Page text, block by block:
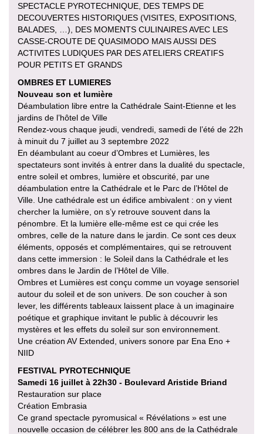
SPECTACLE PYROTECHNIQUE, DES TEMPS DE
DECOUVERTES HISTORIQUES (VISITES, EXPOSITIONS,
BALADES, …), DES MOMENTS CULINAIRES AVEC LES
CASSE-CROUTE DE QUASIMODO MAIS AUSSI DES
ACTIVITES LUDIQUES PAR DES ATELIERS CREATIFS
POUR PETITS ET GRANDS
OMBRES ET LUMIERES
Nouveau son et lumière
Déambulation libre entre la Cathédrale Saint-Etienne et les
jardins de l’hôtel de Ville
Rendez-vous chaque jeudi, vendredi, samedi de l’été de 22h
à minuit du 7 juillet au 3 septembre 2022
En déambulant au coeur d’Ombres et Lumières, les
spectateurs sont invités à entrer dans la dualité du spectacle,
entre soleil et ombres, lumière et obscurité, par une
déambulation entre la Cathédrale et le Parc de l’Hôtel de
Ville. Une cathédrale est un édifice ambivalent : on y vient
chercher la lumière, on s’y retrouve souvent dans la
pénombre. Et la lumière elle-même est ce qui crée les
ombres, celle de la nature dans le jardin. Ce sont ces deux
éléments, opposés et complémentaires, qui se retrouvent
dans cette immersion : le Soleil dans la Cathédrale et les
ombres dans le Jardin de l’Hôtel de Ville.
Ombres et Lumières est conçu comme un voyage sensoriel
autour du soleil et de son univers. De son coucher à son
lever, les différents tableaux laissent place à un imaginaire
poétique et graphique invitant le public à découvrir les
mystères et les effets du soleil sur son environnement.
Une création AV Extended, univers sonore par Ena Eno +
NIID
FESTIVAL PYROTECHNIQUE
Samedi 16 juillet à 22h30 - Boulevard Aristide Briand
Restauration sur place
Création Embrasia
Ce grand spectacle pyromusical « Révélations » est une
nouvelle occasion de célébrer les 800 ans de la Cathédrale